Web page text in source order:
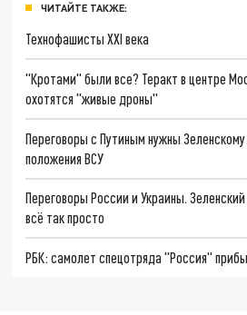
ЧИТАЙТЕ ТАКЖЕ:
Технофашисты XXI века
"Кротами" были все? Теракт в центре
охотятся "живые дроны"
Переговоры с Путиным нужны Зеленскому
положения ВСУ
Переговоры России и Украины.
всё так просто
РБК: самолет спецотряда "Россия"